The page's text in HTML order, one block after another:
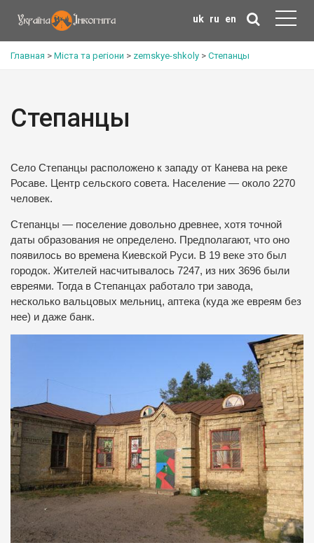
uk ru en
Главная > Міста та регіони > zemskye-shkoly > Степанцы
Степанцы
Село Степанцы расположено к западу от Канева на реке
Росаве. Центр сельского совета. Население — около 2270
человек.
Степанцы — поселение довольно древнее, хотя точной
даты образования не определено. Предполагают, что оно
появилось во времена Киевской Руси. В 19 веке это был
городок. Жителей насчитывалось 7247, из них 3696 были
евреями. Тогда в Степанцах работало три завода,
несколько вальцовых мельниц, аптека (куда же евреям без
нее) и даже банк.